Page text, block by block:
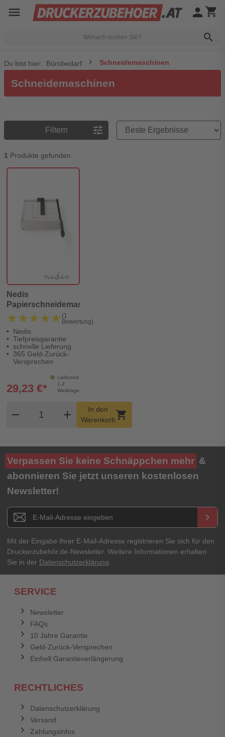
menu
search
person shopping_cart
Du bist hier: Bürobedarf Schneidemaschinen
Schneidemaschinen
Filtern tune
Preisreihenfolge
1 Produkte gefunden
Nedis
Papierschneidemaschine
★★★★★
★★★★★ (1
Bewertung)
Nedis
Tiefpreisgarantie
schnelle Lieferung
365 Geld-Zurück-
Versprechen
Lieferzeit:
1-2
Werktage
29,23 €*
remove
Produkt Warenkorb Menge
add
In den
Warenkorbshopping_cart
Verpassen Sie keine Schnäppchen mehr &
abonnieren Sie jetzt unseren kostenlosen
Newsletter!
Newsletter E-Mail Adresse keyboard_arrow_right
Mit der Eingabe Ihrer E-Mail-Adresse registrieren Sie sich für den
Druckerzubehör.de-Newsletter. Weitere Informationen erhalten
Sie in der Datenschutzerklärung
SERVICE
Newsletter
FAQs
10 Jahre Garantie
Geld-Zurück-Versprechen
Einhell Garantieverlängerung
RECHTLICHES
Datenschutzerklärung
Versand
Zahlungsinfos